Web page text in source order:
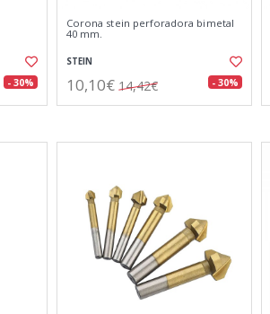
- 30%
Corona stein perforadora bimetal
40 mm.
STEIN
10,10€ 14,42€ - 30%